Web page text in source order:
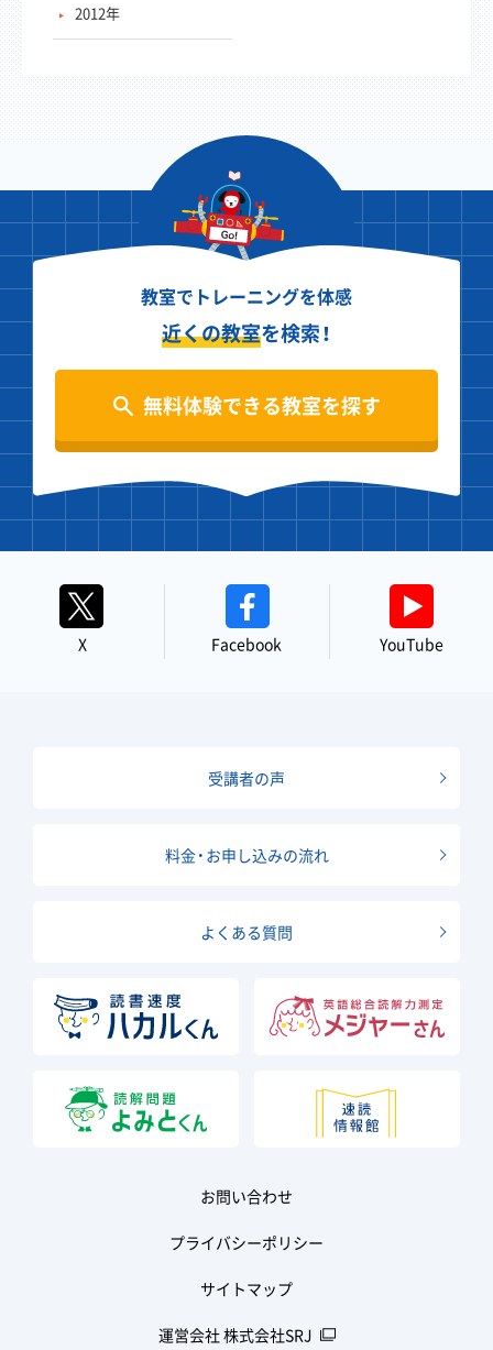
2012年
教室でトレーニングを体感
近くの教室を検索！
無料体験できる教室を探す
X Facebook YouTube
受講者の声
料金・お申し込みの流れ
よくある質問
お問い合わせ
プライバシーポリシー
サイトマップ
運営会社 株式会社SRJ